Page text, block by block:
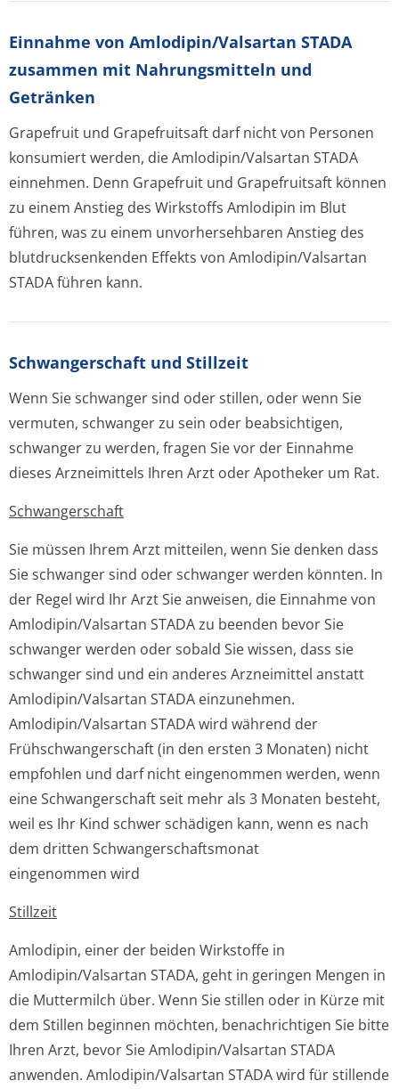
Einnahme von Amlodipin/Valsartan STADA
zusammen mit Nahrungsmitteln und
Getränken
Grapefruit und Grapefruitsaft darf nicht von Personen
konsumiert werden, die Amlodipin/Valsartan STADA
einnehmen. Denn Grapefruit und Grapefruitsaft können
zu einem Anstieg des Wirkstoffs Amlodipin im Blut
führen, was zu einem unvorhersehbaren Anstieg des
blutdrucksenkenden Effekts von Amlodipin/Valsartan
STADA führen kann.
Schwangerschaft und Stillzeit
Wenn Sie schwanger sind oder stillen, oder wenn Sie
vermuten, schwanger zu sein oder beabsichtigen,
schwanger zu werden, fragen Sie vor der Einnahme
dieses Arzneimittels Ihren Arzt oder Apotheker um Rat.
Schwangerschaft
Sie müssen Ihrem Arzt mitteilen, wenn Sie denken dass
Sie schwanger sind oder schwanger werden könnten. In
der Regel wird Ihr Arzt Sie anweisen, die Einnahme von
Amlodipin/Valsartan STADA zu beenden bevor Sie
schwanger werden oder sobald Sie wissen, dass sie
schwanger sind und ein anderes Arzneimittel anstatt
Amlodipin/Valsartan STADA einzunehmen.
Amlodipin/Valsartan STADA wird während der
Frühschwangerschaft (in den ersten 3 Monaten) nicht
empfohlen und darf nicht eingenommen werden, wenn
eine Schwangerschaft seit mehr als 3 Monaten besteht,
weil es Ihr Kind schwer schädigen kann, wenn es nach
dem dritten Schwangerschaf­tsmonat
eingenommen wird
Stillzeit
Amlodipin, einer der beiden Wirkstoffe in
Amlodipin/Valsartan STADA, geht in geringen Mengen in
die Muttermilch über. Wenn Sie stillen oder in Kürze mit
dem Stillen beginnen möchten, benachrichtigen Sie bitte
Ihren Arzt, bevor Sie Amlodipin/Valsartan STADA
anwenden. Amlodipin/Valsartan STADA wird für stillende